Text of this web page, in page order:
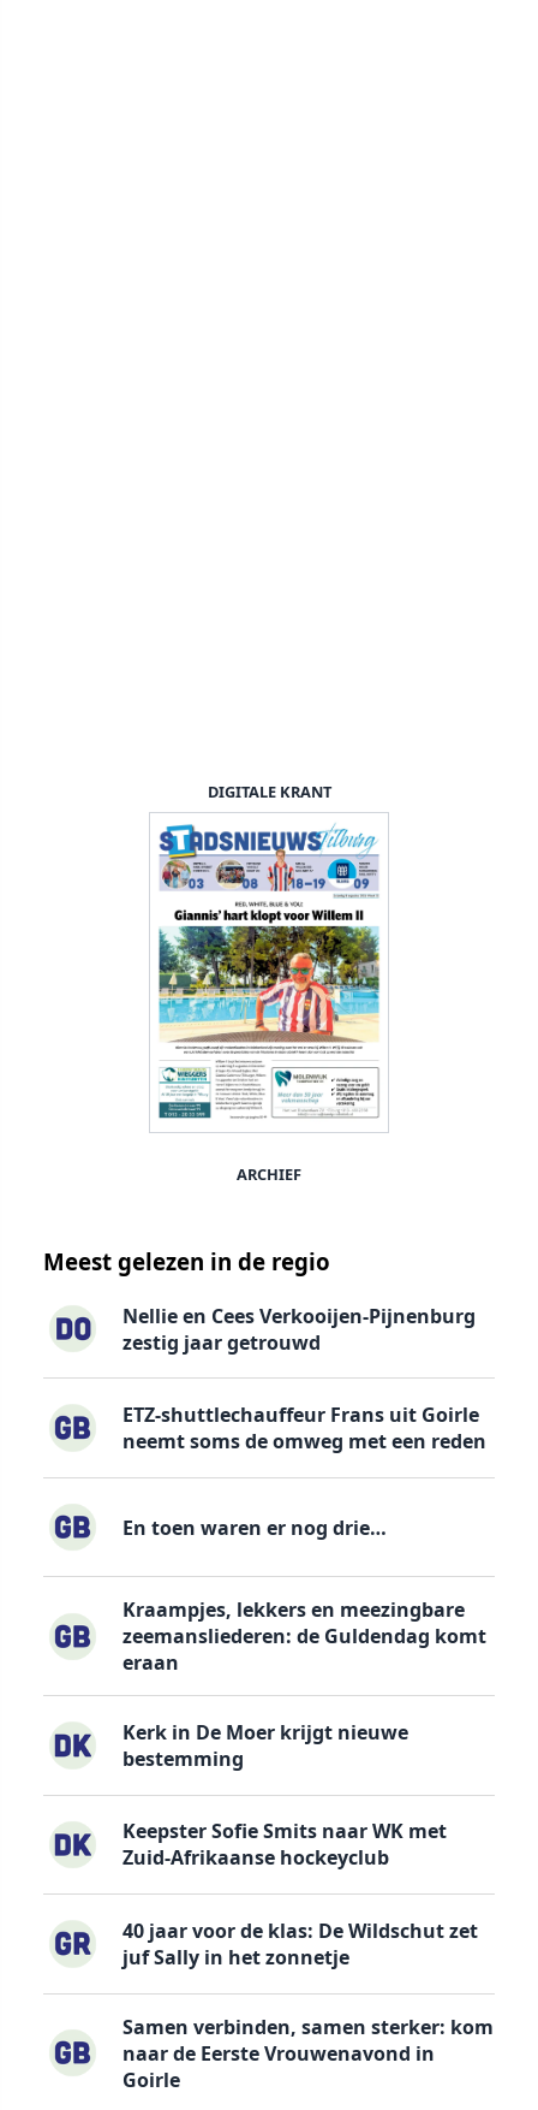
DIGITALE KRANT
ARCHIEF
Meest gelezen in de regio
Nellie en Cees Verkooijen-Pijnenburg
zestig jaar getrouwd
ETZ-shuttlechauffeur Frans uit Goirle
neemt soms de omweg met een reden
En toen waren er nog drie…
Kraampjes, lekkers en meezingbare
zeemansliederen: de Guldendag komt
eraan
Kerk in De Moer krijgt nieuwe
bestemming
Keepster Sofie Smits naar WK met
Zuid-Afrikaanse hockeyclub
40 jaar voor de klas: De Wildschut zet
juf Sally in het zonnetje
Samen verbinden, samen sterker: kom
naar de Eerste Vrouwenavond in
Goirle